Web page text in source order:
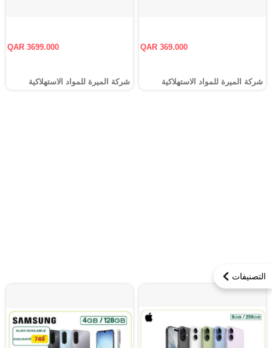
التصنيفات
QAR 369.000
شركة الميرة للمواد الاستهلاكية
QAR 3699.000
شركة الميرة للمواد الاستهلاكية